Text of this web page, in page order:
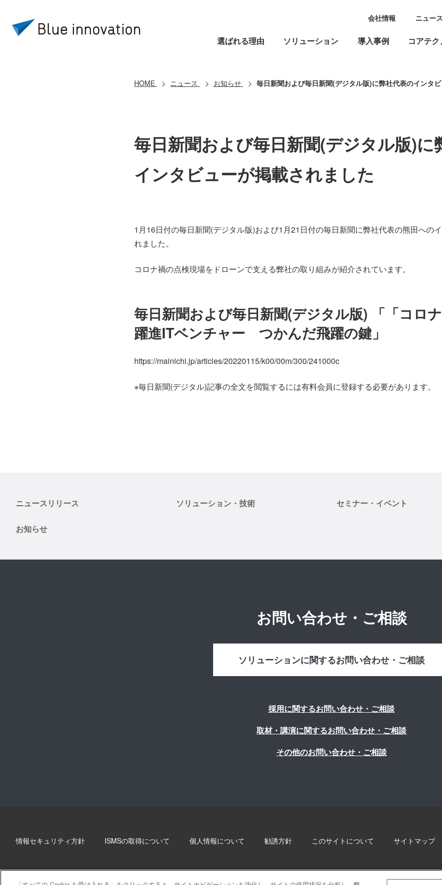
選ばれる理由 ソリューション 導入事例 コアテ
会社情報 ニュー
HOME ニュース お知らせ 毎日新聞および毎日新聞(デジタル版)に弊社代表のインタ
毎日新聞および毎日新聞(デジタル版)に
インタビューが掲載されました
1月16日付の毎日新聞(デジタル版)および1月21日付の毎日新聞に弊社代表の熊田への
れました。
コロナ禍の点検現場をドローンで支える弊社の取り組みが紹介されています。
毎日新聞および毎日新聞(デジタル版) 「「コロ
躍進ITベンチャー つかんだ飛躍の鍵」
https://mainichi.jp/articles/20220115/k00/00m/300/241000c
※毎日新聞(デジタル)記事の全文を閲覧するには有料会員に登録する必要があります。
ニュースリリース ソリューション・技術 セミナー・イベント
お知らせ
お問い合わせ・ご相談
ソリューションに関するお問い合わせ・ご相談
採用に関するお問い合わせ・ご相談
取材・講演に関するお問い合わせ・ご相談
その他のお問い合わせ・ご相談
情報セキュリティ方針 ISMSの取得について 個人情報について 勧誘方針 このサイトについて サイトマップ
© 2022 Blue innovation Co.,Ltd. All Rights Reserved